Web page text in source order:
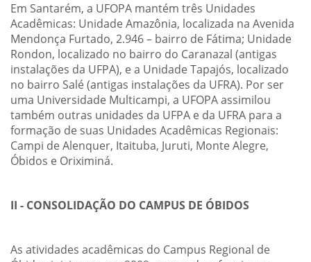
Em Santarém, a UFOPA mantém três Unidades
Acadêmicas: Unidade Amazônia, localizada na Avenida
Mendonça Furtado, 2.946 – bairro de Fátima; Unidade
Rondon, localizado no bairro do Caranazal (antigas
instalações da UFPA), e a Unidade Tapajós, localizado
no bairro Salé (antigas instalações da UFRA). Por ser
uma Universidade Multicampi, a UFOPA assimilou
também outras unidades da UFPA e da UFRA para a
formação de suas Unidades Acadêmicas Regionais:
Campi de Alenquer, Itaituba, Juruti, Monte Alegre,
Óbidos e Oriximiná.
II - CONSOLIDAÇÃO DO CAMPUS DE ÓBIDOS
As atividades acadêmicas do Campus Regional de